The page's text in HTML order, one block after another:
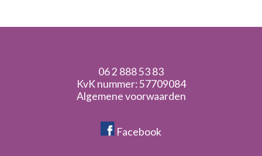
06 2 888 53 83
KvK nummer: 57709084
Algemene voorwaarden
Facebook